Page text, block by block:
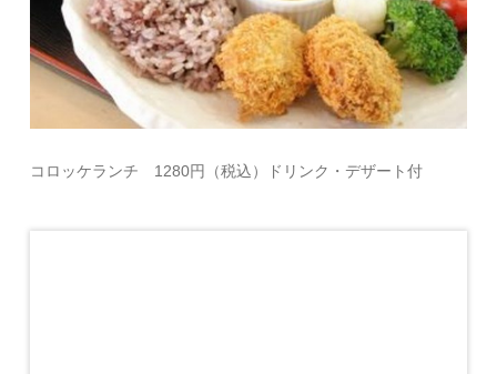
コロッケランチ 1280円（税込）ドリンク・デザート付